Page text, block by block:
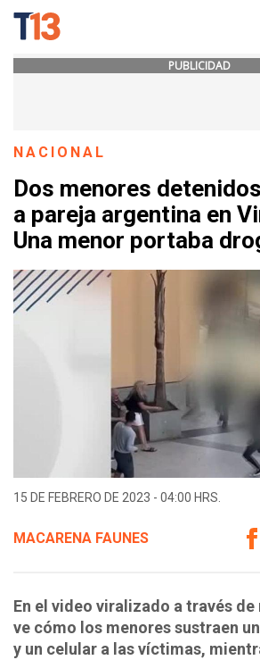
PUBLICIDAD
NACIONAL
Dos menores
a pareja argentina en
Una menor portaba
15 DE FEBRERO DE 2023 - 04:00 HRS.
MACARENA FAUNES
En el video viralizado a través
ve cómo los menores sustraen
y un celular a las víctimas,